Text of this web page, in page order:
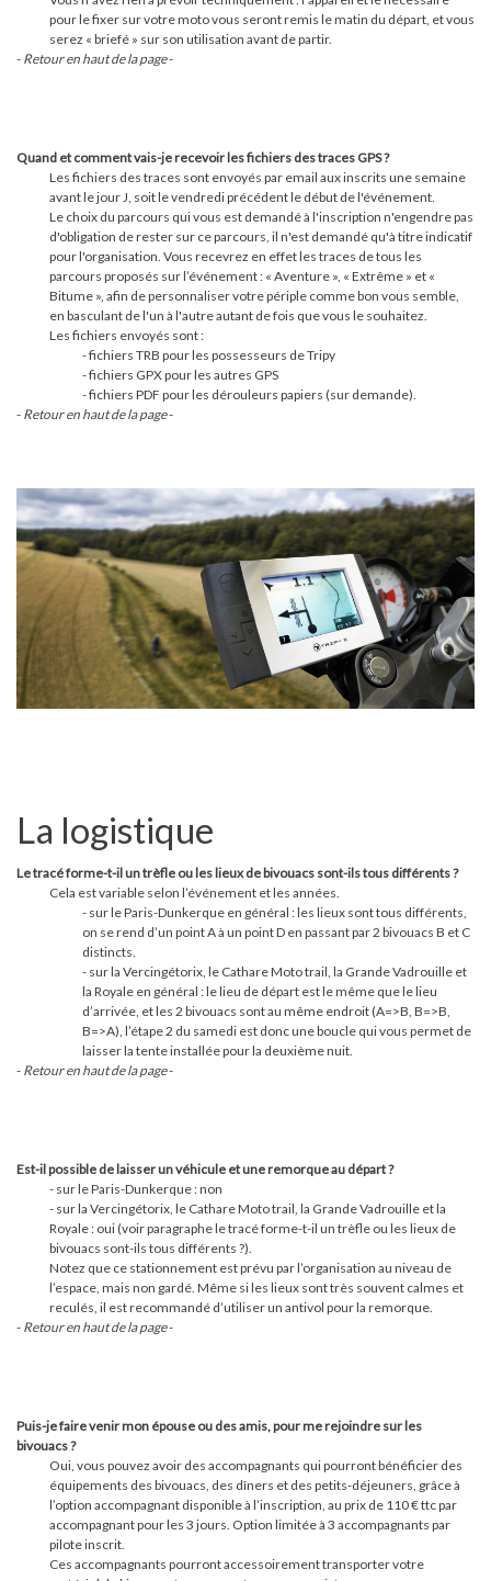
pour le fixer sur votre moto vous seront remis le matin du départ, et vous
serez « briefé » sur son utilisation avant de partir.
- Retour en haut de la page-
Quand et comment vais-je recevoir les fichiers des traces GPS ?
Les fichiers des traces sont envoyés par email aux inscrits une semaine
avant le jour J, soit le vendredi précédent le début de l'événement.
Le choix du parcours qui vous est demandé à l'inscription n'engendre pas
d'obligation de rester sur ce parcours, il n'est demandé qu'à titre indicatif
pour l'organisation. Vous recevrez en effet les traces de tous les
parcours proposés sur l’événement : « Aventure », « Extrême » et «
Bitume », afin de personnaliser votre périple comme bon vous semble,
en basculant de l'un à l'autre autant de fois que vous le souhaitez.
Les fichiers envoyés sont :
- fichiers TRB pour les possesseurs de Tripy
- fichiers GPX pour les autres GPS
- fichiers PDF pour les dérouleurs papiers (sur demande).
- Retour en haut de la page-
La logistique
Le tracé forme-t-il un trèfle ou les lieux de bivouacs sont-ils tous différents ?
Cela est variable selon l’événement et les années.
- sur le Paris-Dunkerque en général : les lieux sont tous différents,
on se rend d’un point A à un point D en passant par 2 bivouacs B et C
distincts.
- sur la Vercingétorix, le Cathare Moto trail, la Grande Vadrouille et
la Royale en général : le lieu de départ est le même que le lieu
d’arrivée, et les 2 bivouacs sont au même endroit (A=>B, B=>B,
B=>A), l’étape 2 du samedi est donc une boucle qui vous permet de
laisser la tente installée pour la deuxième nuit.
- Retour en haut de la page-
Est-il possible de laisser un véhicule et une remorque au départ ?
- sur le Paris-Dunkerque : non
- sur la Vercingétorix, le Cathare Moto trail, la Grande Vadrouille et la
Royale : oui (voir paragraphe le tracé forme-t-il un trèfle ou les lieux de
bivouacs sont-ils tous différents ?).
Notez que ce stationnement est prévu par l’organisation au niveau de
l’espace, mais non gardé. Même si les lieux sont très souvent calmes et
reculés, il est recommandé d’utiliser un antivol pour la remorque.
- Retour en haut de la page-
Puis-je faire venir mon épouse ou des amis, pour me rejoindre sur les
bivouacs ?
Oui, vous pouvez avoir des accompagnants qui pourront bénéficier des
équipements des bivouacs, des dîners et des petits-déjeuners, grâce à
l’option accompagnant disponible à l’inscription, au prix de 110 € ttc par
accompagnant pour les 3 jours. Option limitée à 3 accompagnants par
pilote inscrit.
Ces accompagnants pourront accessoirement transporter votre